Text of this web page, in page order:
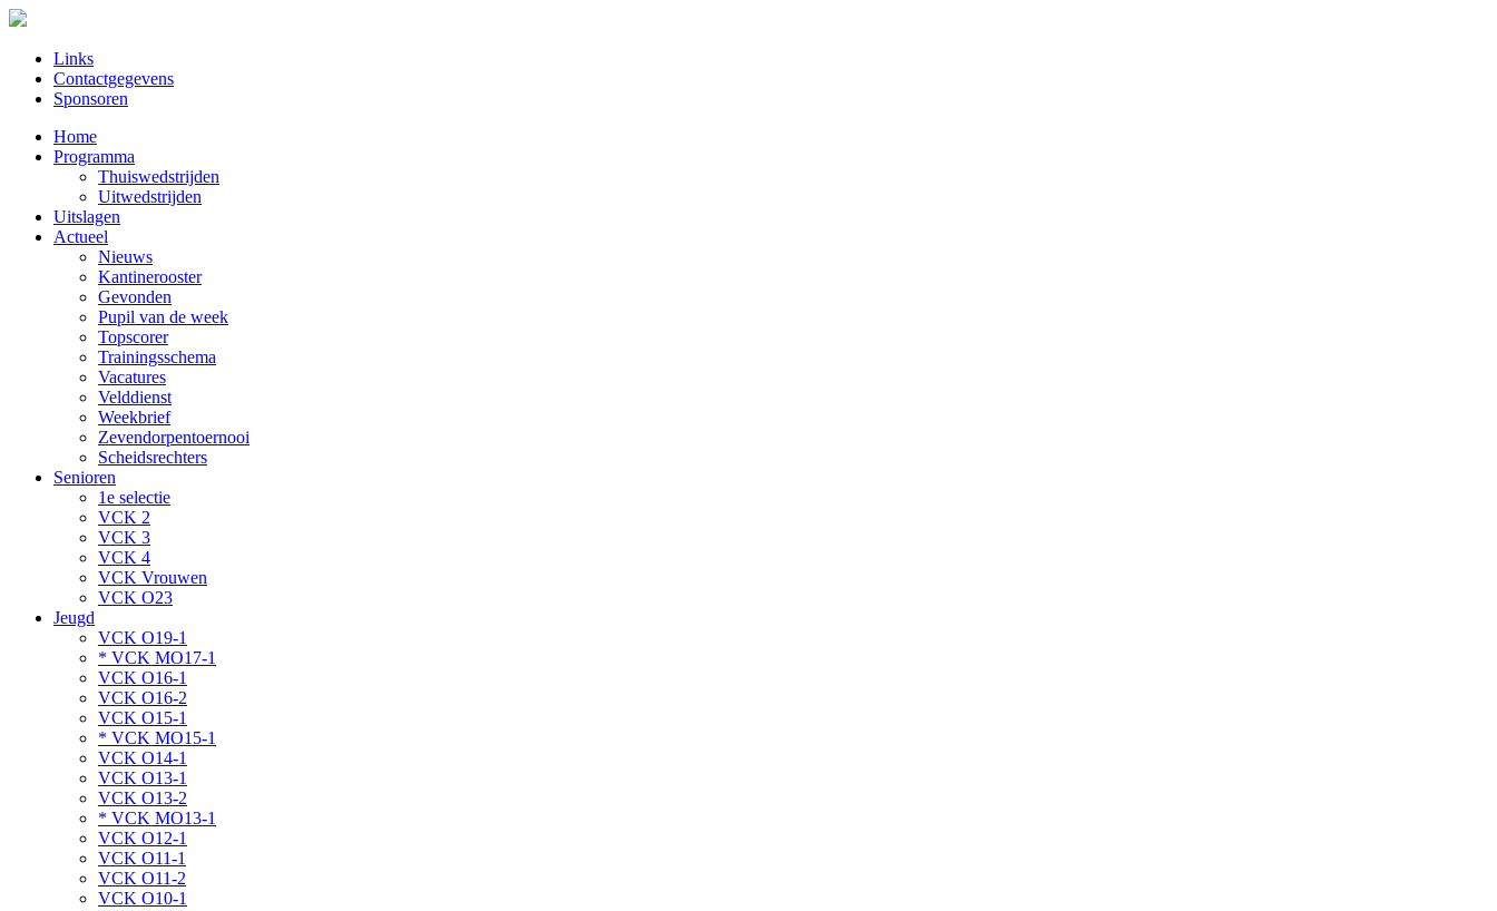
Links
Contactgegevens
Sponsoren
Home
Programma
Thuiswedstrijden
Uitwedstrijden
Uitslagen
Actueel
Nieuws
Kantinerooster
Gevonden
Pupil van de week
Topscorer
Trainingsschema
Vacatures
Velddienst
Weekbrief
Zevendorpentoernooi
Scheidsrechters
Senioren
1e selectie
VCK 2
VCK 3
VCK 4
VCK Vrouwen
VCK O23
Jeugd
VCK O19-1
* VCK MO17-1
VCK O16-1
VCK O16-2
VCK O15-1
* VCK MO15-1
VCK O14-1
VCK O13-1
VCK O13-2
* VCK MO13-1
VCK O12-1
VCK O11-1
VCK O11-2
VCK O10-1